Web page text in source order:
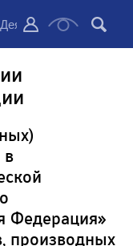
Деятельность
в
Федерация»
производных